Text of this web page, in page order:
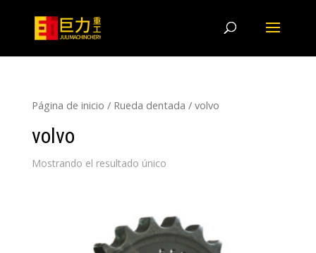
Página de inicio / Rueda dentada / volvo
volvo
Mostrando el resultado único